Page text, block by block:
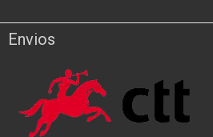
Envios